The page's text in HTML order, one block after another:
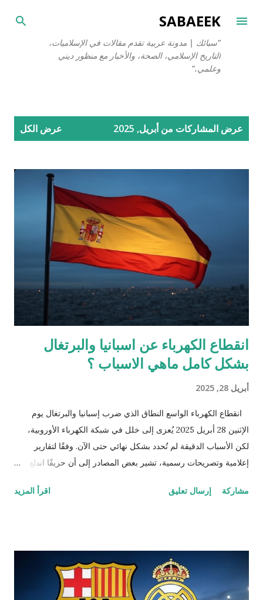
التخطي إلى المحتوى الرئيسيSABAEEK
"سبائك | مدونة عربية تقدم مقالات في الإسلاميات،
التاريخ الإسلامي، الصحة، والأخبار مع منظور ديني
وعلمي."
عرض المشاركات من أبريل, 2025 عرض الكل
انقطاع الكهرباء عن اسبانيا والبرتغال
بشكل كامل ماهي الاسباب ؟
أبريل 28, 2025
انقطاع الكهرباء الواسع النطاق الذي ضرب إسبانيا والبرتغال يوم
الإثنين 28 أبريل 2025 يُعزى إلى خلل في شبكة الكهرباء الأوروبية،
لكن الأسباب الدقيقة لم تُحدد بشكل نهائي حتى الآن. وفقًا لتقارير
إعلامية وتصريحات رسمية، تشير بعض المصادر إلى أن حريقًا اندلع في
عالي الجهد بين مدينتي بيربينيان وناربون، مما ساهم في تفاقم الأزمة.
إسبانيا والبرتغال وفرنسا. إحدى الروايات التي نُشرت عبر منصة إكس
تشير إلى أن الخلل قد يكون مرتبطًا بظاهرة جوية نادرة أثرت على
الشبكة الإسبانية، لكن هذه المعلومات لم تُؤكد بشكل رسمي من جميع
مشاركة إرسال تعليق اقرأ المزيد